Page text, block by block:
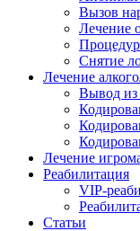
Вызов
Лечение
Снятие
Лечение
Вывод из
Лечение
Реабилитация
VIP-
Статьи